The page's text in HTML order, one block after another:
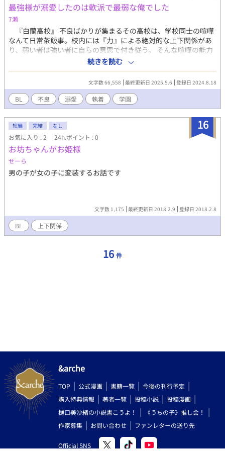
最強様が溺愛したのは軟派で最弱な俺でした
7瀬
『白蘭高校』 不良ばかりが集まるその高校は、学校同士の喧嘩
なんて日常茶飯事。校内には『力』による絶対的な上下関係があ
り、弱い者は強い者に自らの意思で付き従う。 そんな喧嘩の能力
だけが人を測る基準となる世界に、転校生がやってきた。緩い笑
顔・緩い態度。ついでに軽い拳。白蘭高校において『底辺』でし
かない筈の瑠夏は、何故か『最強』に気に入られてしま
い………！？ 「瑠夏、大人しくしてろ」 「嫌だ！！女の子と遊び
たい！こんなむさ苦しいとこ居たくない！」 「………今千早が唐
揚げ揚げてる」 「唐揚げ！？わーい！」 「「「単
純………」」」」 溺愛系最強リーダー×軟派系最弱転校生の甘々
（？）学園物語開幕！ ※受けが割とクズな女好きです。 ※不良高
校の話なので、喧嘩や出血の描写があります。 ※誤字脱字が多く
申し訳ないです！ご指摘いただけるととても助かります！
続きを読む
文字数 66,558 最終更新日 2025.5.6 登録日 2024.8.18
BL 不良 溺愛 執着 学園
16
短編 完結 なし
お気に入り : 2 24h.ポイント : 0
お坊ちゃんがお姫様
せーら
男の子が女の子に変装するお話です
文字数 1,175 最終更新日 2018.2.9 登録日 2018.2.8
BL 上下関係
16 件
&arche
TOP 公式漫画 書籍一覧
今後の刊行予定
購入特典情報
著者一覧 投稿小説
投稿漫画
樋口美沙緒の小説書こうよ！
《うちの子》推し会！
作家募集
お問い合わせ ファンレターの送り先
Official SNS